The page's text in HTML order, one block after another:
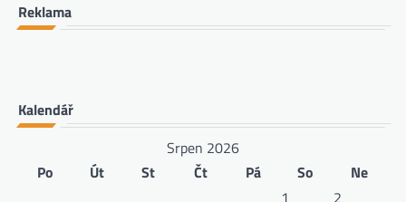
Reklama
Kalendář
Srpen 2026
Po
Út St Čt Pá So
Ne
1
2